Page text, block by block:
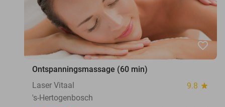
favorite_border
Ontspanningsmassage (60 min)
Laser Vitaal
9.8 star
's-Hertogenbosch